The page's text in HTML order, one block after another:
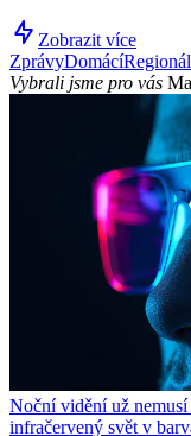
Zobrazit více
ZprávyDomácí
Vybrali jsme pro vás
Noční vidění už
infračervený svět v